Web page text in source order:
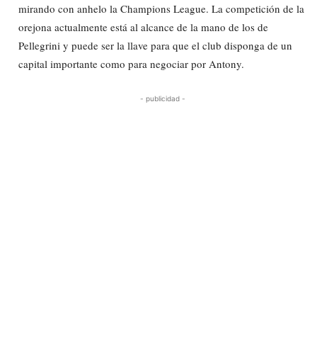
mirando con anhelo la Champions League. La competición de la
orejona actualmente está al alcance de la mano de los de
Pellegrini y puede ser la llave para que el club disponga de un
capital importante como para negociar por Antony.
- publicidad -